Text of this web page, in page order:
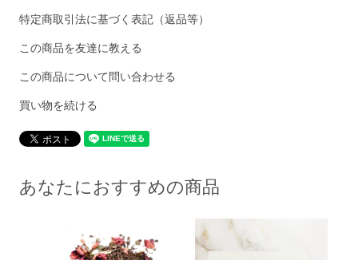
特定商取引法に基づく表記（返品等）
この商品を友達に教える
この商品について問い合わせる
買い物を続ける
あなたにおすすめの商品